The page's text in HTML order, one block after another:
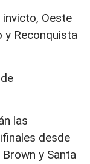
invicto, Oeste
y Reconquista
las
desde
y Santa